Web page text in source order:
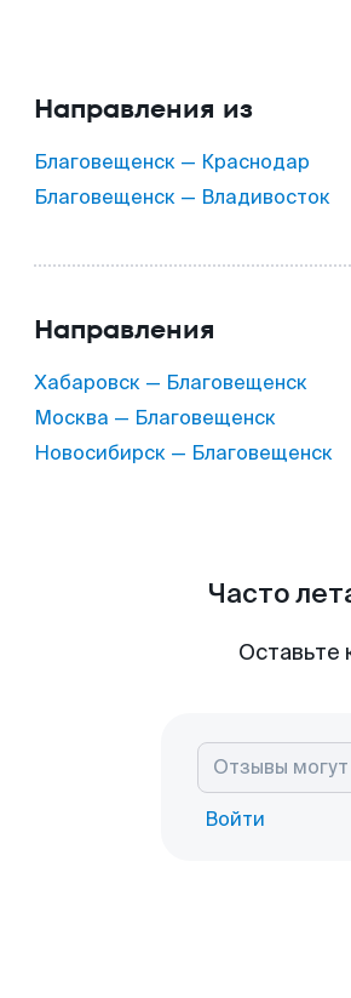
Направления из
Благовещенск — Краснодар
Благовещенск — Владивосток
Направления
Хабаровск — Благовещенск
Москва — Благовещенск
Новосибирск — Благовещенск
Часто
Оставьте
Войти